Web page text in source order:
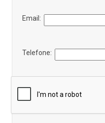
Email:
Telefone: